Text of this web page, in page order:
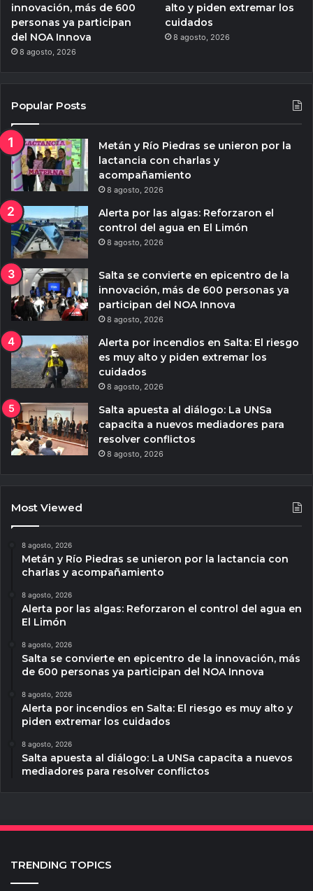
innovación, más de 600
personas ya participan
del NOA Innova
8 agosto, 2026
alto y piden extremar los
cuidados
8 agosto, 2026
Popular Posts
Metán y Río Piedras se unieron por la
lactancia con charlas y
acompañamiento
8 agosto, 2026
Alerta por las algas: Reforzaron el
control del agua en El Limón
8 agosto, 2026
Salta se convierte en epicentro de la
innovación, más de 600 personas ya
participan del NOA Innova
8 agosto, 2026
Alerta por incendios en Salta: El riesgo
es muy alto y piden extremar los
cuidados
8 agosto, 2026
Salta apuesta al diálogo: La UNSa
capacita a nuevos mediadores para
resolver conflictos
8 agosto, 2026
Most Viewed
8 agosto, 2026
Metán y Río Piedras se unieron por la lactancia con
charlas y acompañamiento
8 agosto, 2026
Alerta por las algas: Reforzaron el control del agua en
El Limón
8 agosto, 2026
Salta se convierte en epicentro de la innovación, más
de 600 personas ya participan del NOA Innova
8 agosto, 2026
Alerta por incendios en Salta: El riesgo es muy alto y
piden extremar los cuidados
8 agosto, 2026
Salta apuesta al diálogo: La UNSa capacita a nuevos
mediadores para resolver conflictos
TRENDING TOPICS